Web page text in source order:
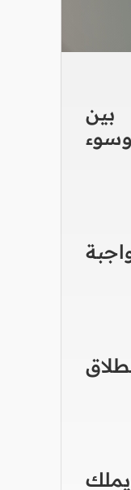
بين
وسوء